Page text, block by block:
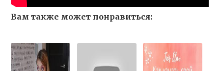
Вам также может понравиться: